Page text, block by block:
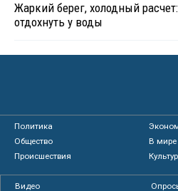
Жаркий берег, холодный
отдохнуть у воды
Политика
Общество
В мире
Происшествия
Видео